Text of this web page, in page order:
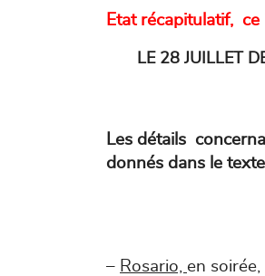
Etat récapitulatif,
LE 28 JUILLET
Les détails
donnés dans le
– Rosario, en soirée,